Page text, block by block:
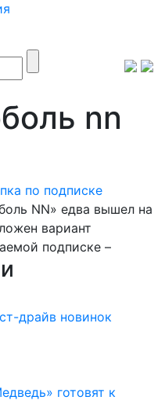
nn
по подписке
NN» едва вышел на
вариант
подписке –
драйв новинок
готовят к